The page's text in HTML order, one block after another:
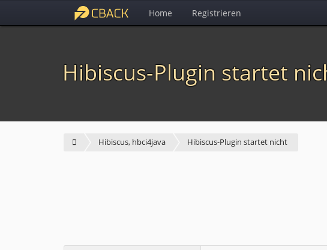
Home Registrieren
Hibiscus-Plugin startet
Hibiscus, hbci4java Hibiscus-Plugin startet nicht